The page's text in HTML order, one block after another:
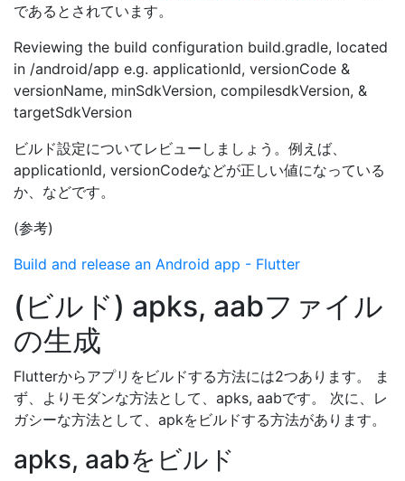
であるとされています。
Reviewing the build configuration build.gradle, located
in /android/app e.g. applicationId, versionCode &
versionName, minSdkVersion, compilesdkVersion, &
targetSdkVersion
ビルド設定についてレビューしましょう。例えば、
applicationId, versionCodeなどが正しい値になっている
か、などです。
(参考)
Build and release an Android app - Flutter
(ビルド) apks, aabファイル
の生成
Flutterからアプリをビルドする方法には2つあります。 ま
ず、よりモダンな方法として、apks, aabです。 次に、レ
ガシーな方法として、apkをビルドする方法があります。
apks, aabをビルド